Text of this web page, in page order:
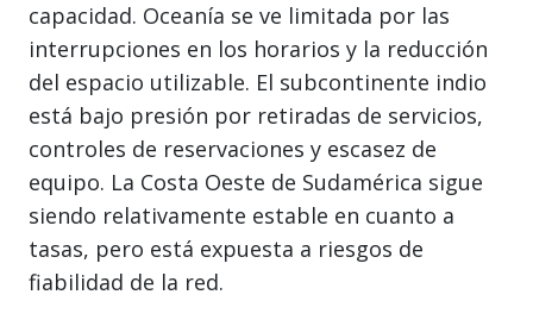
capacidad. Oceanía se ve limitada por las
interrupciones en los horarios y la reducción
del espacio utilizable. El subcontinente indio
está bajo presión por retiradas de servicios,
controles de reservaciones y escasez de
equipo. La Costa Oeste de Sudamérica sigue
siendo relativamente estable en cuanto a
tasas, pero está expuesta a riesgos de
fiabilidad de la red.